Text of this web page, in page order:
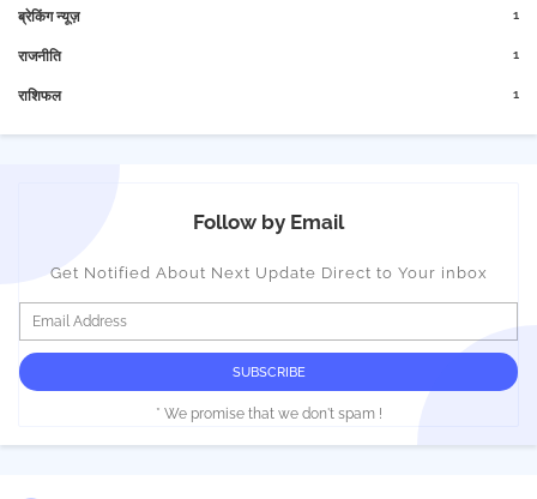
ब्रेकिंग न्यूज़ 1
राजनीति 1
राशिफल 1
Follow by Email
Get Notified About Next Update Direct to Your inbox
* We promise that we don't spam !